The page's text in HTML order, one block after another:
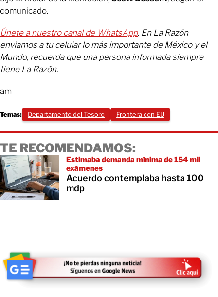
comunicado.
Únete a nuestro canal de WhatsApp. En La Razón
enviamos a tu celular lo más importante de México y el
Mundo, recuerda que una persona informada siempre
tiene La Razón.
am
Temas: Departamento del Tesoro Frontera con EU
TE RECOMENDAMOS:
Estimaba demanda mínima de 154 mil
exámenes
Acuerdo contemplaba hasta 100
mdp